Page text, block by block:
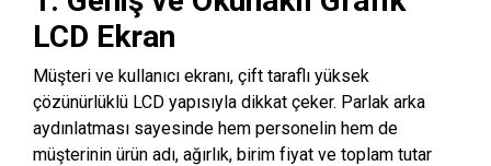
LCD Ekran
Müşteri ve kullanıcı ekranı, çift taraflı yüksek
çözünürlüklü LCD yapısıyla dikkat çeker. Parlak arka
aydınlatması sayesinde hem personelin hem de
müşterinin ürün adı, ağırlık, birim fiyat ve toplam tutar